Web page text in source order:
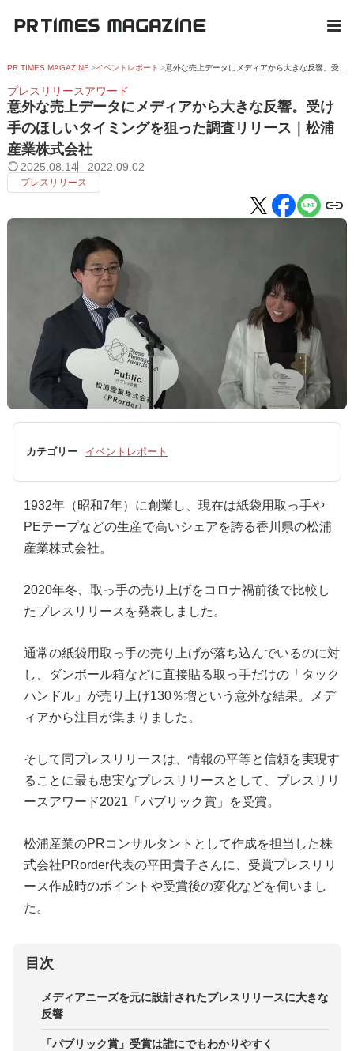
PR TIMES MAGAZINE イベントレポート
プレスリリースアワード
意外な売上データにメディアから大きな反響。受け
手のほしいタイミングを狙った調査リリース｜松浦
産業株式会社
2025.08.14 2022.09.02
プレスリリース
カテゴリー イベントレポート
1932年（昭和7年）に創業し、現在は紙袋用取っ手や
PEテープなどの生産で高いシェアを誇る香川県の松浦
産業株式会社。
2020年冬、取っ手の売り上げをコロナ禍前後で比較し
たプレスリリースを発表しました。
通常の紙袋用取っ手の売り上げが落ち込んでいるのに対
し、ダンボール箱などに直接貼る取っ手だけの「タック
ハンドル」が売り上げ130％増という意外な結果。メデ
ィアから注目が集まりました。
そして同プレスリリースは、情報の平等と信頼を実現す
ることに最も忠実なプレスリリースとして、プレスリリ
ースアワード2021「パブリック賞」を受賞。
松浦産業のPRコンサルタントとして作成を担当した株
式会社PRorder代表の平田貴子さんに、受賞プレスリリ
ース作成時のポイントや受賞後の変化などを伺いまし
た。
目次
メディアニーズを元に設計されたプレスリリースに大きな
反響
「パブリック賞」受賞は誰にでもわかりやすく